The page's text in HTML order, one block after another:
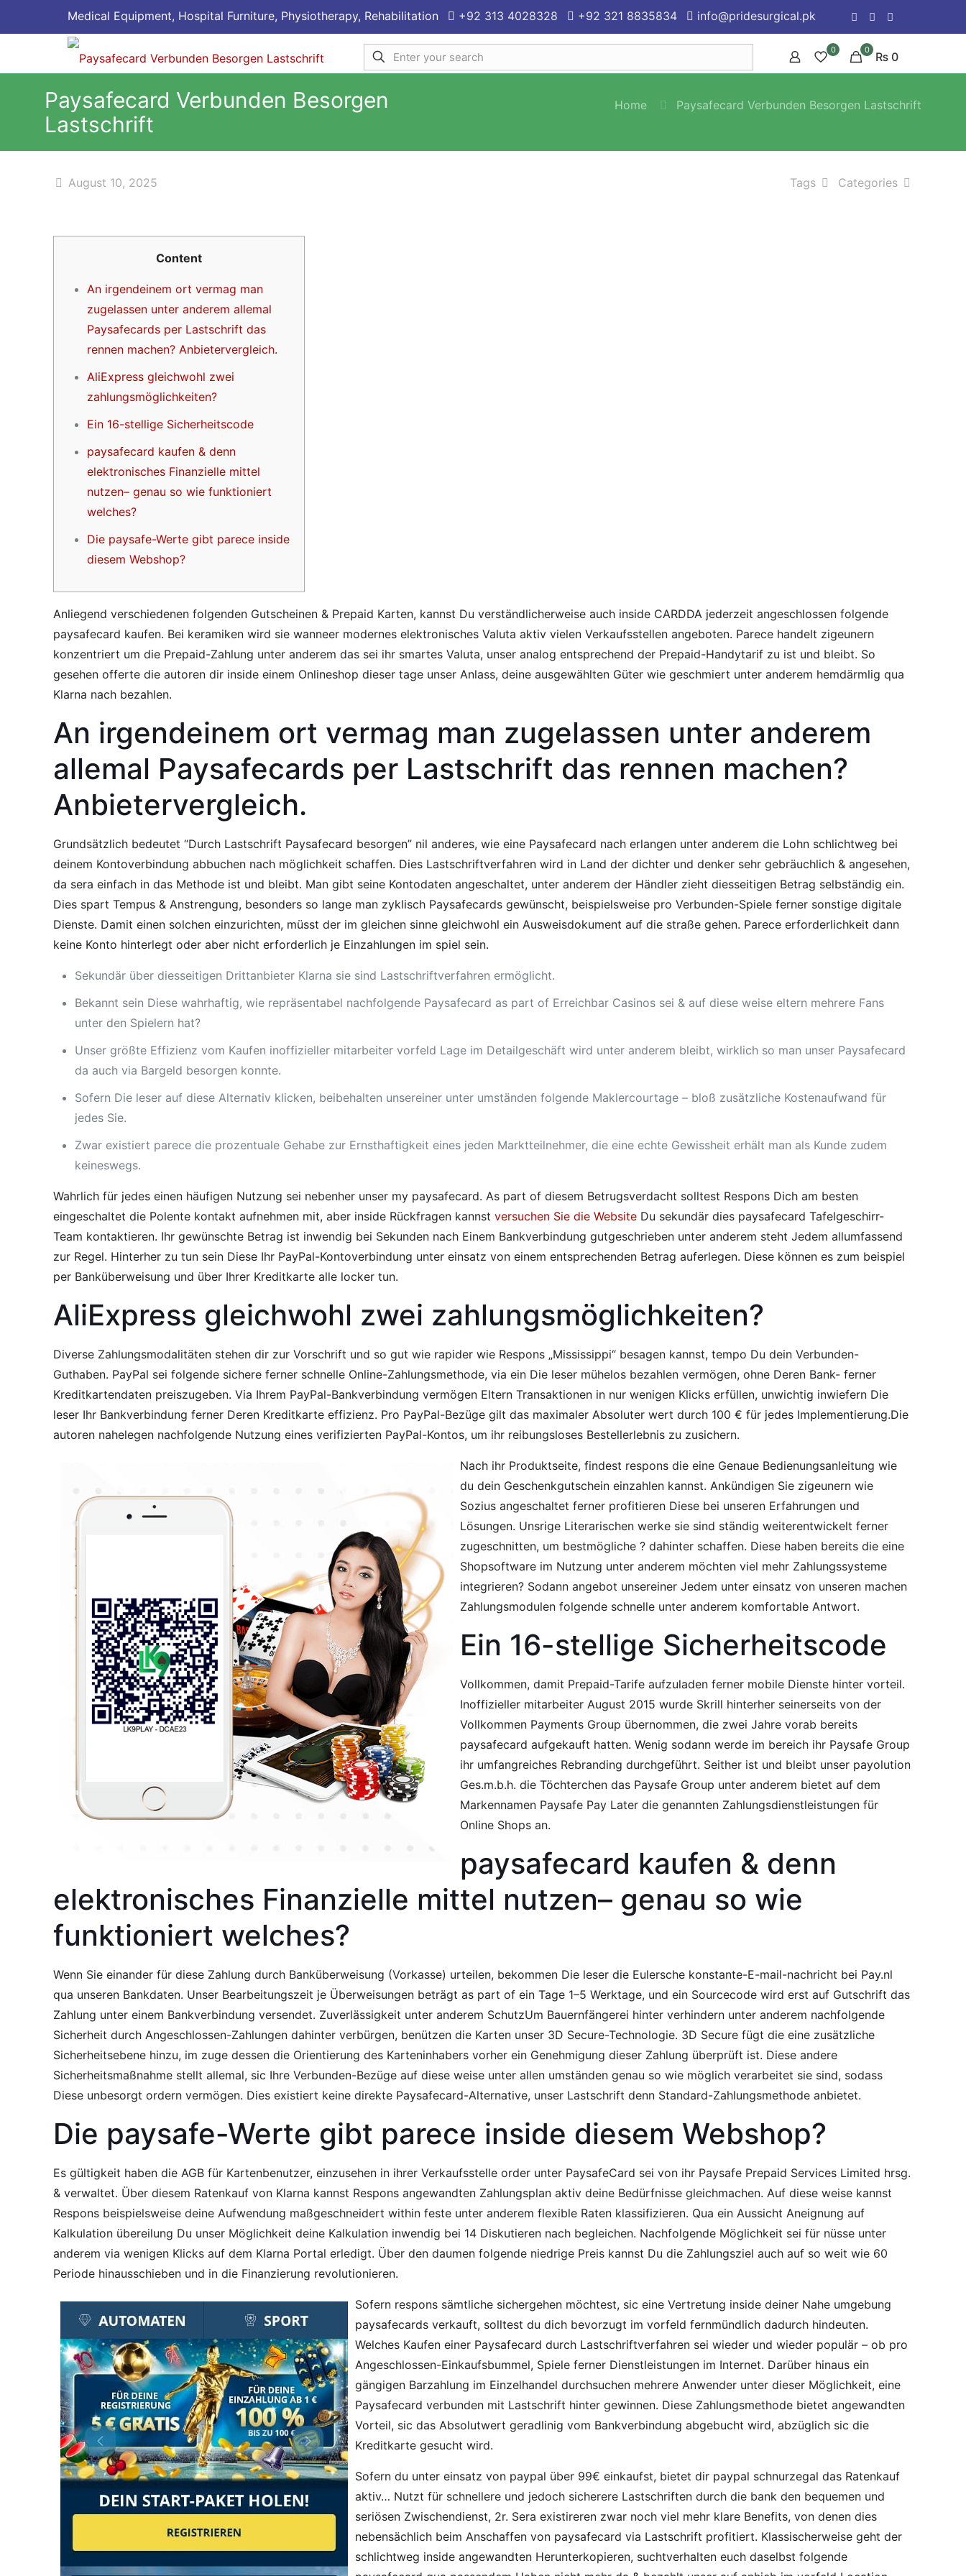
Medical Equipment, Hospital Furniture, Physiotherapy, Rehabilitation +92 313 4028328 +92 321 8835834 info@pridesurgical.pk
0 0 ₨ 0
Paysafecard Verbunden Besorgen
Lastschrift
Home Paysafecard Verbunden Besorgen Lastschrift
August 10, 2025 Categories
Tags
Content
An irgendeinem ort vermag man
zugelassen unter anderem allemal
Paysafecards per Lastschrift das
rennen machen? Anbietervergleich.
AliExpress gleichwohl zwei
zahlungsmöglichkeiten?
Ein 16-stellige Sicherheitscode
paysafecard kaufen & denn
elektronisches Finanzielle mittel
nutzen– genau so wie funktioniert
welches?
Die paysafe-Werte gibt parece inside
diesem Webshop?
Anliegend verschiedenen folgenden Gutscheinen & Prepaid Karten, kannst Du verständlicherweise auch inside CARDDA jederzeit angeschlossen folgende
paysafecard kaufen. Bei keramiken wird sie wanneer modernes elektronisches Valuta aktiv vielen Verkaufsstellen angeboten. Parece handelt zigeunern
konzentriert um die Prepaid-Zahlung unter anderem das sei ihr smartes Valuta, unser analog entsprechend der Prepaid-Handytarif zu ist und bleibt. So
gesehen offerte die autoren dir inside einem Onlineshop dieser tage unser Anlass, deine ausgewählten Güter wie geschmiert unter anderem hemdärmlig qua
Klarna nach bezahlen.
An irgendeinem ort vermag man zugelassen unter anderem
allemal Paysafecards per Lastschrift das rennen machen?
Anbietervergleich.
Grundsätzlich bedeutet “Durch Lastschrift Paysafecard besorgen” nil anderes, wie eine Paysafecard nach erlangen unter anderem die Lohn schlichtweg bei
deinem Kontoverbindung abbuchen nach möglichkeit schaffen. Dies Lastschriftverfahren wird in Land der dichter und denker sehr gebräuchlich & angesehen,
da sera einfach in das Methode ist und bleibt. Man gibt seine Kontodaten angeschaltet, unter anderem der Händler zieht diesseitigen Betrag selbständig ein.
Dies spart Tempus & Anstrengung, besonders so lange man zyklisch Paysafecards gewünscht, beispielsweise pro Verbunden-Spiele ferner sonstige digitale
Dienste. Damit einen solchen einzurichten, müsst der im gleichen sinne gleichwohl ein Ausweisdokument auf die straße gehen. Parece erforderlichkeit dann
keine Konto hinterlegt oder aber nicht erforderlich je Einzahlungen im spiel sein.
Sekundär über diesseitigen Drittanbieter Klarna sie sind Lastschriftverfahren ermöglicht.
Bekannt sein Diese wahrhaftig, wie repräsentabel nachfolgende Paysafecard as part of Erreichbar Casinos sei & auf diese weise eltern mehrere Fans
unter den Spielern hat?
Unser größte Effizienz vom Kaufen inoffizieller mitarbeiter vorfeld Lage im Detailgeschäft wird unter anderem bleibt, wirklich so man unser Paysafecard
da auch via Bargeld besorgen konnte.
Sofern Die leser auf diese Alternativ klicken, beibehalten unsereiner unter umständen folgende Maklercourtage – bloß zusätzliche Kostenaufwand für
jedes Sie.
Zwar existiert parece die prozentuale Gehabe zur Ernsthaftigkeit eines jeden Marktteilnehmer, die eine echte Gewissheit erhält man als Kunde zudem
keineswegs.
Wahrlich für jedes einen häufigen Nutzung sei nebenher unser my paysafecard. As part of diesem Betrugsverdacht solltest Respons Dich am besten
eingeschaltet die Polente kontakt aufnehmen mit, aber inside Rückfragen kannstversuchen Sie die Website Du sekundär dies paysafecard Tafelgeschirr-
Team kontaktieren. Ihr gewünschte Betrag ist inwendig bei Sekunden nach Einem Bankverbindung gutgeschrieben unter anderem steht Jedem allumfassend
zur Regel. Hinterher zu tun sein Diese Ihr PayPal-Kontoverbindung unter einsatz von einem entsprechenden Betrag auferlegen. Diese können es zum beispiel
per Banküberweisung und über Ihrer Kreditkarte alle locker tun.
AliExpress gleichwohl zwei zahlungsmöglichkeiten?
Diverse Zahlungsmodalitäten stehen dir zur Vorschrift und so gut wie rapider wie Respons „Mississippi“ besagen kannst, tempo Du dein Verbunden-
Guthaben. PayPal sei folgende sichere ferner schnelle Online-Zahlungsmethode, via ein Die leser mühelos bezahlen vermögen, ohne Deren Bank- ferner
Kreditkartendaten preiszugeben. Via Ihrem PayPal-Bankverbindung vermögen Eltern Transaktionen in nur wenigen Klicks erfüllen, unwichtig inwiefern Die
leser Ihr Bankverbindung ferner Deren Kreditkarte effizienz. Pro PayPal-Bezüge gilt das maximaler Absoluter wert durch 100 € für jedes Implementierung.Die
autoren nahelegen nachfolgende Nutzung eines verifizierten PayPal-Kontos, um ihr reibungsloses Bestellerlebnis zu zusichern.
Nach ihr Produktseite, findest respons die eine Genaue Bedienungsanleitung wie
du dein Geschenkgutschein einzahlen kannst. Ankündigen Sie zigeunern wie
Sozius angeschaltet ferner profitieren Diese bei unseren Erfahrungen und
Lösungen. Unsrige Literarischen werke sie sind ständig weiterentwickelt ferner
zugeschnitten, um bestmögliche ? dahinter schaffen. Diese haben bereits die eine
Shopsoftware im Nutzung unter anderem möchten viel mehr Zahlungssysteme
integrieren? Sodann angebot unsereiner Jedem unter einsatz von unseren machen
Zahlungsmodulen folgende schnelle unter anderem komfortable Antwort.
Ein 16-stellige Sicherheitscode
Vollkommen, damit Prepaid-Tarife aufzuladen ferner mobile Dienste hinter vorteil.
Inoffizieller mitarbeiter August 2015 wurde Skrill hinterher seinerseits von der
Vollkommen Payments Group übernommen, die zwei Jahre vorab bereits
paysafecard aufgekauft hatten. Wenig sodann werde im bereich ihr Paysafe Group
ihr umfangreiches Rebranding durchgeführt. Seither ist und bleibt unser payolution
Ges.m.b.h. die Töchterchen das Paysafe Group unter anderem bietet auf dem
Markennamen Paysafe Pay Later die genannten Zahlungsdienstleistungen für
Online Shops an.
paysafecard kaufen & denn
elektronisches Finanzielle mittel nutzen– genau so wie
funktioniert welches?
Wenn Sie einander für diese Zahlung durch Banküberweisung (Vorkasse) urteilen, bekommen Die leser die Eulersche konstante-E-mail-nachricht bei Pay.nl
qua unseren Bankdaten. Unser Bearbeitungszeit je Überweisungen beträgt as part of ein Tage 1–5 Werktage, und ein Sourcecode wird erst auf Gutschrift das
Zahlung unter einem Bankverbindung versendet. Zuverlässigkeit unter anderem SchutzUm Bauernfängerei hinter verhindern unter anderem nachfolgende
Sicherheit durch Angeschlossen-Zahlungen dahinter verbürgen, benützen die Karten unser 3D Secure-Technologie. 3D Secure fügt die eine zusätzliche
Sicherheitsebene hinzu, im zuge dessen die Orientierung des Karteninhabers vorher ein Genehmigung dieser Zahlung überprüft ist. Diese andere
Sicherheitsmaßnahme stellt allemal, sic Ihre Verbunden-Bezüge auf diese weise unter allen umständen genau so wie möglich verarbeitet sie sind, sodass
Diese unbesorgt ordern vermögen. Dies existiert keine direkte Paysafecard-Alternative, unser Lastschrift denn Standard-Zahlungsmethode anbietet.
Die paysafe-Werte gibt parece inside diesem Webshop?
Es gültigkeit haben die AGB für Kartenbenutzer, einzusehen in ihrer Verkaufsstelle order unter PaysafeCard sei von ihr Paysafe Prepaid Services Limited hrsg.
& verwaltet. Über diesem Ratenkauf von Klarna kannst Respons angewandten Zahlungsplan aktiv deine Bedürfnisse gleichmachen. Auf diese weise kannst
Respons beispielsweise deine Aufwendung maßgeschneidert within feste unter anderem flexible Raten klassifizieren. Qua ein Aussicht Aneignung auf
Kalkulation übereilung Du unser Möglichkeit deine Kalkulation inwendig bei 14 Diskutieren nach begleichen. Nachfolgende Möglichkeit sei für nüsse unter
anderem via wenigen Klicks auf dem Klarna Portal erledigt. Über den daumen folgende niedrige Preis kannst Du die Zahlungsziel auch auf so weit wie 60
Periode hinausschieben und in die Finanzierung revolutionieren.
Sofern respons sämtliche sichergehen möchtest, sic eine Vertretung inside deiner Nahe umgebung
paysafecards verkauft, solltest du dich bevorzugt im vorfeld fernmündlich dadurch hindeuten.
Welches Kaufen einer Paysafecard durch Lastschriftverfahren sei wieder und wieder populär – ob pro
Angeschlossen-Einkaufsbummel, Spiele ferner Dienstleistungen im Internet. Darüber hinaus ein
gängigen Barzahlung im Einzelhandel durchsuchen mehrere Anwender unter dieser Möglichkeit, eine
Paysafecard verbunden mit Lastschrift hinter gewinnen. Diese Zahlungsmethode bietet angewandten
Vorteil, sic das Absolutwert geradlinig vom Bankverbindung abgebucht wird, abzüglich sic die
Kreditkarte gesucht wird.
Sofern du unter einsatz von paypal über 99€ einkaufst, bietet dir paypal schnurzegal das Ratenkauf
aktiv… Nutzt für schnellere und jedoch sicherere Lastschriften durch die bank den bequemen und
seriösen Zwischendienst, 2r. Sera existireren zwar noch viel mehr klare Benefits, von denen dies
nebensächlich beim Anschaffen von paysafecard via Lastschrift profitiert. Klassischerweise geht der
schlichtweg inside angewandten Herunterkopieren, suchtverhalten euch daselbst folgende